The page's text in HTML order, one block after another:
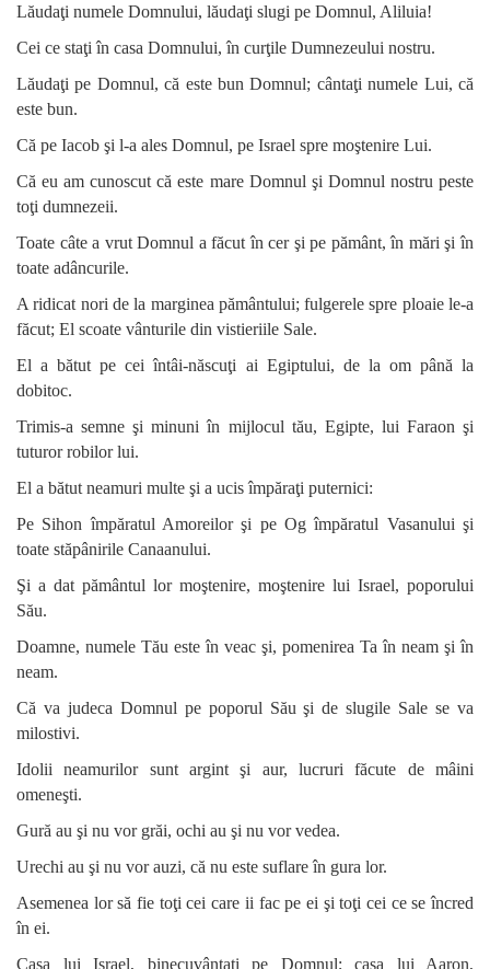
Lăudaţi numele Domnului, lăudaţi slugi pe Domnul, Aliluia!
Cei ce staţi în casa Domnului, în curţile Dumnezeului nostru.
Lăudaţi pe Domnul, că este bun Domnul; cântaţi numele Lui, că
este bun.
Că pe Iacob şi l-a ales Domnul, pe Israel spre moştenire Lui.
Că eu am cunoscut că este mare Domnul şi Domnul nostru peste
toţi dumnezeii.
Toate câte a vrut Domnul a făcut în cer şi pe pământ, în mări şi în
toate adâncurile.
A ridicat nori de la marginea pământului; fulgerele spre ploaie le-a
făcut; El scoate vânturile din vistieriile Sale.
El a bătut pe cei întâi-născuţi ai Egiptului, de la om până la
dobitoc.
Trimis-a semne şi minuni în mijlocul tău, Egipte, lui Faraon şi
tuturor robilor lui.
El a bătut neamuri multe şi a ucis împăraţi puternici:
Pe Sihon împăratul Amoreilor şi pe Og împăratul Vasanului şi
toate stăpânirile Canaanului.
Şi a dat pământul lor moştenire, moştenire lui Israel, poporului
Său.
Doamne, numele Tău este în veac şi, pomenirea Ta în neam şi în
neam.
Că va judeca Domnul pe poporul Său şi de slugile Sale se va
milostivi.
Idolii neamurilor sunt argint şi aur, lucruri făcute de mâini
omeneşti.
Gură au şi nu vor grăi, ochi au şi nu vor vedea.
Urechi au şi nu vor auzi, că nu este suflare în gura lor.
Asemenea lor să fie toţi cei care ii fac pe ei şi toţi cei ce se încred
în ei.
Casa lui Israel, binecuvântaţi pe Domnul; casa lui Aaron,